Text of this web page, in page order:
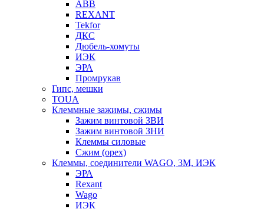
ABB
REXANT
Tekfor
ДКС
Дюбель-хомуты
ИЭК
ЭРА
Промрукав
Гипс, мешки
TOUA
Клеммные зажимы, сжимы
Зажим винтовой ЗВИ
Зажим винтовой ЗНИ
Клеммы силовые
Сжим (орех)
Клеммы, соединители WAGO, 3M, ИЭК
ЭРА
Rexant
Wago
ИЭК